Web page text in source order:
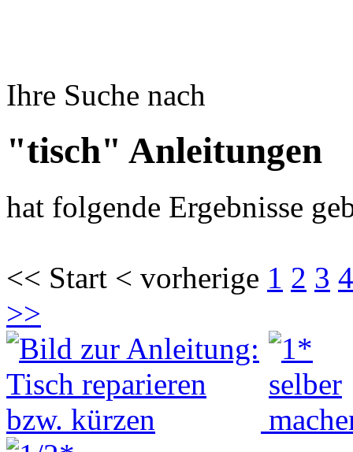
Ihre Suche nach
"tisch" Anleitungen
hat folgende Ergebnisse
<< Start < vorherige 1 2 3 4
>>